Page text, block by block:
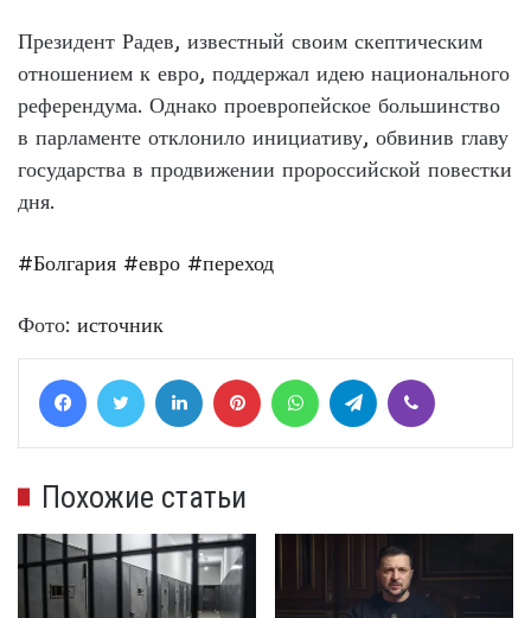
Президент Радев, известный своим скептическим
отношением к евро, поддержал идею национального
референдума. Однако проевропейское большинство
в парламенте отклонило инициативу, обвинив главу
государства в продвижении пророссийской повестки
дня.
#Болгария #евро #переход
Фото: источник
FacebookTwitter LinkedIn Pinterest WhatsAppTelegram
Похожие статьи